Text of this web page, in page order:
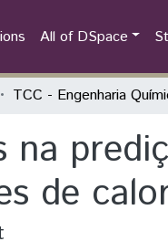
All of DSpace
TCC - Engenharia
na
de